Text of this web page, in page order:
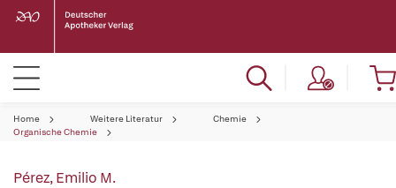
Home Weitere Literatur
Chemie
Organische Chemie
Pérez, Emilio M.